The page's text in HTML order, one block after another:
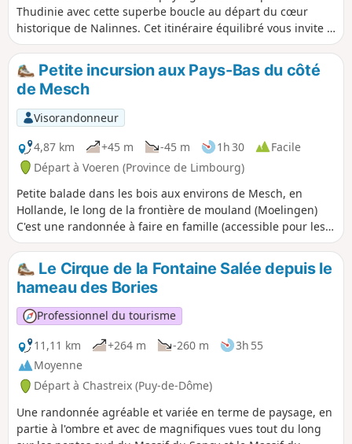
Thudinie avec cette superbe boucle au départ du cœur
historique de Nalinnes. Cet itinéraire équilibré vous invite à
une immersion totale au fil de chemins ruraux et de routes
de campagne très calmes, serpentant entre les paysages
ouverts de Nalinnes-Haies et les vallons discrets qui
bordent Jamioulx. Sans difficulté technique et présentant
un relief globalement doux, ce parcours offre une marche
apaisante et variée, idéale pour observer la nature vivante
et savourer le calme de nos plaines agricoles. Une
randonnée parfaite pour les amateurs de grands espaces et
de simplicité paysagère.
Petite incursion aux Pays-Bas du côté
de Mesch
Visorandonneur
4,87 km
+45 m -45 m 1h 30
Facile
Départ à Voeren (Province de Limbourg)
Petite balade dans les bois aux environs de Mesch, en
Hollande, le long de la frontière de mouland (Moelingen)
C'est une randonnée à faire en famille (accessible pour les
enfants même en bas âge) avec possibilité de se restaurer à
la douane entre Mouland et Mesch ou dans le centre du
village.Le Cirque de la Fontaine Salée depuis le
hameau des Bories
Professionnel du tourisme
11,11 km
+264 m -260 m
3h 55
Moyenne
Départ à Chastreix (Puy-de-Dôme)
Une randonnée agréable et variée en terme de paysage, en
partie à l'ombre et avec de magnifiques vues tout du long